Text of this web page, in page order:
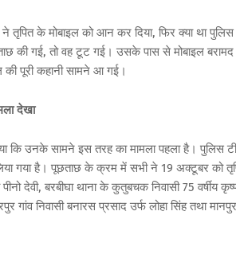
तृपित के मोबाइल को आन कर दिया, फिर क्या था
की गई, तो वह टूट गई। उसके पास से मोबाइल
पूरी कहानी सामने आ गई।
देखा
कि उनके सामने इस तरह का मामला पहला है। पुलिस
गया है। पूछताछ के क्रम में सभी ने 19 अक्टूबर को
पीनो देवी, बरबीघा थाना के कुतुबचक निवासी 75
गांव निवासी बनारस प्रसाद उर्फ लोहा सिंह तथा